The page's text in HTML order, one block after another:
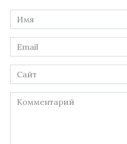
Имя
*
Email
*
Сайт
Комментарий